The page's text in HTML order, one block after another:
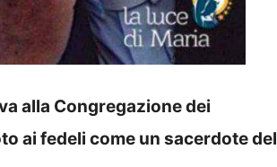
alla Congregazione dei
ai fedeli come un sacerdote del